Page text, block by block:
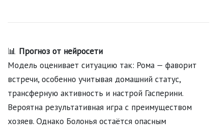
📊 Прогноз от нейросети
Модель оценивает ситуацию так: Рома — фаворит
встречи, особенно учитывая домашний статус,
трансферную активность и настрой Гасперини.
Вероятна результативная игра с преимуществом
хозяев. Однако Болонья остаётся опасным